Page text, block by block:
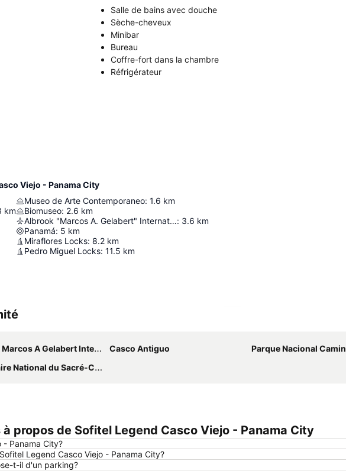
Salle de bains avec douche
Sèche-cheveux
Minibar
Bureau
Coffre-fort dans la chambre
Réfrigérateur
Viejo - Panama City
km
Museo de Arte Contemporaneo: 1.6 km
Biomuseo: 2.6 km
Albrook "Marcos A. Gelabert" International Airport: 3.6 km
Panamá: 5 km
Miraflores Locks: 8.2 km
Pedro Miguel Locks: 11.5 km
A Gelabert International Airport Casco Antiguo
Parque Nacional Camino
du Sacré-Cœur de Marie
propos de Sofitel Legend Casco Viejo - Panama City
- Panama City?
Legend Casco Viejo - Panama City?
t-il d'un parking?